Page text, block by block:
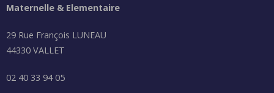
Maternelle & Elementaire
29 Rue François LUNEAU
44330 VALLET
02 40 33 94 05